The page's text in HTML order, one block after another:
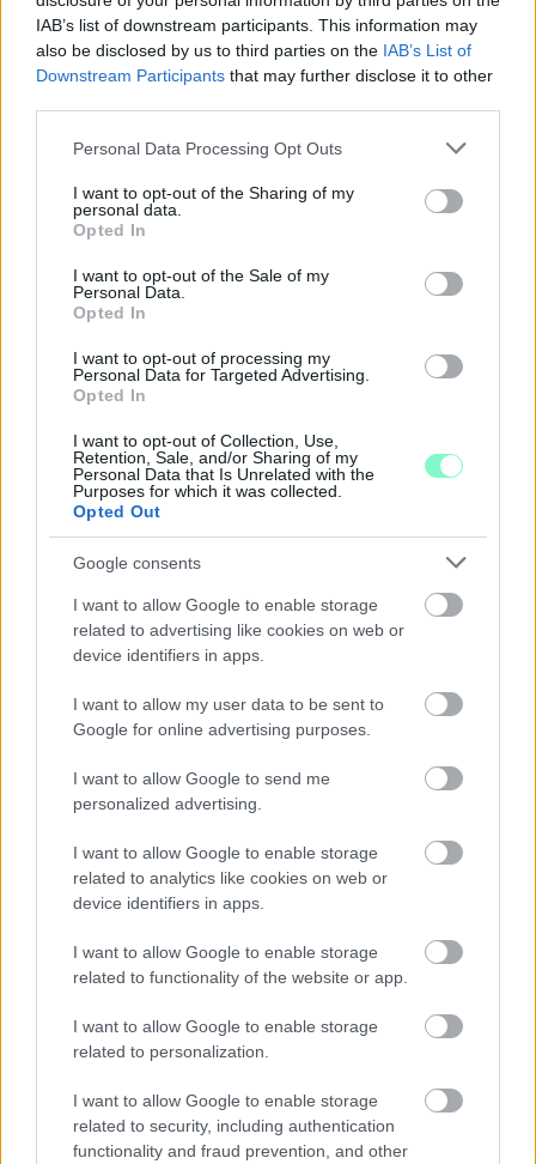
IAB’s list of downstream participants. This information may
also be disclosed by us to third parties on the IAB’s List of
Downstream Participants that may further disclose it to other
Please note that this website/app uses one or more Google
not limited to your visit or usage behaviour. You may click to
grant or deny consent to Google and its third-party tags to
use your data for below specified purposes in below Google
consent section.
Personal Data Processing Opt Outs
I want to opt-out of the Sharing of my
personal data.
Opted In
I want to opt-out of the Sale of my
Personal Data.
Opted In
I want to opt-out of processing my
Personal Data for Targeted Advertising.
Opted In
I want to opt-out of Collection, Use,
Retention, Sale, and/or Sharing of my
Personal Data that Is Unrelated with the
Purposes for which it was collected.
Opted Out
Google consents
I want to allow Google to enable storage
related to advertising like cookies on web or
device identifiers in apps.
I want to allow my user data to be sent to
Google for online advertising purposes.
I want to allow Google to send me
personalized advertising.
I want to allow Google to enable storage
related to analytics like cookies on web or
device identifiers in apps.
I want to allow Google to enable storage
related to functionality of the website or app.
I want to allow Google to enable storage
related to personalization.
I want to allow Google to enable storage
related to security, including authentication
functionality and fraud prevention, and other
KIVÁLÓ PROGRAM VÁR MINDENKIT EZEN A HÉTVÉGÉN
GYŐRBEN
Majka koncert, jóga szeánsz, “borhajózás” és egy csomó minden
ENERGIATAKARÉKOSSÁG: KORÁBBAN KEZDŐDIK
A GYŐRI AUDI ETO KC PÉNTEKI FELKÉSZÜLÉSI
Az energiaellátás tehermentesítése érdekében másfél órával
előrébb hozták a Brest Bretagne Handball elleni találkozó